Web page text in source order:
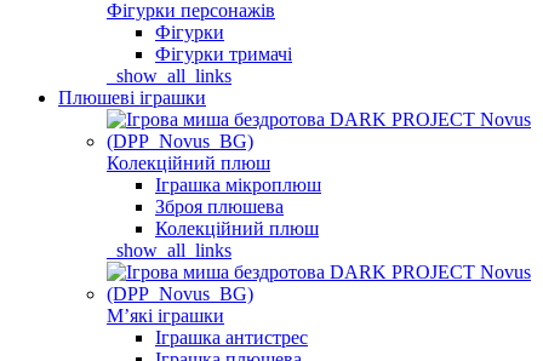
Фігурки персонажів
Фігурки
Фігурки тримачі
_show_all_links
Плюшеві іграшки
Колекційний плюш
Іграшка мікроплюш
Зброя плюшева
Колекційний плюш
_show_all_links
Мʼякі іграшки
Іграшка антистрес